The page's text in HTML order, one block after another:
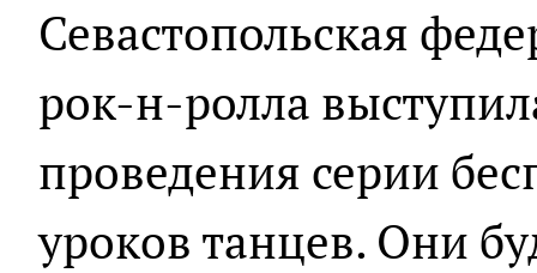
Севастопольская
рок-н-ролла
проведения серии
уроков танцев. Они